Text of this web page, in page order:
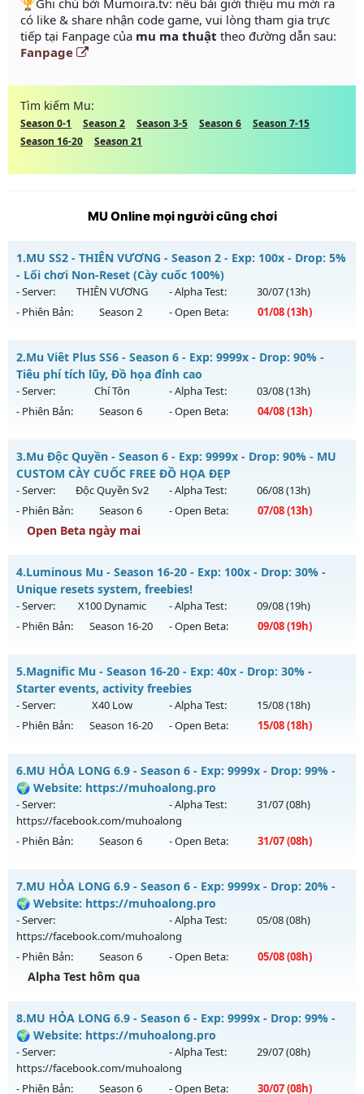
️🏆Ghi chú bởi Mumoira.tv: nếu bài giới thiệu mu mới ra
có like & share nhận code game, vui lòng tham gia trực
tiếp tại Fanpage của mu ma thuật theo đường dẫn sau:
Fanpage
Tìm kiếm Mu:
Season 0-1 Season 2 Season 3-5 Season 6
Season 7-15
Season 16-20
Season 21
MU Online mọi người cũng chơi
1.MU SS2 - THIÊN VƯƠNG - Season 2 - Exp: 100x - Drop: 5%
- Lối chơi Non-Reset (Cày cuốc 100%)
- Server: THIÊN VƯƠNG - Alpha Test: 30/07(13h)
- Phiên Bản:
Season 2 - Open Beta: 01/08(13h)
MU SS2 - THIÊN VƯƠNG - Lối chơi Non-Reset (Cày cuốc
100%)
Mu mới ra tháng 08 2026 - Mở máy chủ
THIÊN VƯƠNG
13h ngày 01/08/2626
Kiểu reset: Non Reset
Thể loại: Mu Nguyên bản Webzen
Antihack: XShield
2.Mu Viêt Plus SS6 - Season 6 - Exp: 9999x - Drop: 90% -
Tiêu phí tích lũy, Đồ họa đỉnh cao
- Server: Chí Tôn - Alpha Test: 03/08(13h)
- Phiên Bản:
Season 6 - Open Beta: 04/08(13h)
Mu Viêt Plus SS6 - Tiêu phí tích lũy, Đồ họa đỉnh cao
Mu mới ra tháng 08 2026 - Mở máy chủ
ngày 04/08/2626
Exp: 9999x - Drop: 90%
Kiểu reset: Reset In Game
Antihack: Phoenix 2026
3.Mu Độc Quyền - Season 6 - Exp: 9999x - Drop: 90% - MU
CUSTOM CÀY CUỐC FREE ĐỒ HỌA ĐẸP
- Server: Độc Quyền Sv2 - Alpha Test: 06/08(13h)
- Phiên Bản:
Season 6 - Open Beta: 07/08(13h)
Open Beta ngày mai
Mu Độc Quyền - MU CUSTOM CÀY CUỐC FREE ĐỒ HỌA ĐẸP
Mu mới ra tháng 08 2026 - Mở máy chủ
13h ngày 07/08/2626
Exp: 9999x - Drop: 90%
Thể loại: Mu Custom thêm đồ mới
Antihack: SharkGaurd
4.Luminous Mu - Season 16-20 - Exp: 100x - Drop: 30% -
Unique resets system, freebies!
- Server: X100 Dynamic - Alpha Test: 09/08(19h)
- Phiên Bản:
Season 16-20 - Open Beta: 09/08(19h)
Luminous Mu - Unique resets system, freebies!
Mu mới ra tháng 08 2026 - Mở máy chủ
19h ngày 09/08/2626
Exp: 100x - Drop: 30%
Thể loại: Mu Nguyên bản Webzen
Antihack: Yes
5.Magnific Mu - Season 16-20 - Exp: 40x - Drop: 30% -
Starter events, activity freebies
- Server: X40 Low - Alpha Test: 15/08(18h)
- Phiên Bản:
Season 16-20 - Open Beta: 15/08(18h)
Magnific Mu - Starter events, activity freebies
Mu mới ra tháng 08 2026 - Mở máy chủ
ngày 15/08/2626
Exp: 40x - Drop: 30%
Thể loại: Mu Nguyên bản Webzen
Antihack: Mega-Anti
6.MU HỎA LONG 6.9 - Season 6 - Exp: 9999x - Drop: 99% -
🌍 Website: https://muhoalong.pro
- Server:
https://facebook.com/muhoalong
- Alpha Test: 31/07(08h)
- Phiên Bản: Season 6 - Open Beta: 31/07(08h)
MU HỎA LONG 6.9 - 🌍 Website: https://muhoalong.pro
Mu mới ra tháng 07 2026 - Mở máy chủ
https://facebook.com/muhoalongvào 08h ngày
31/07/2626
Exp: 9999x - Drop: 99%
Kiểu reset: Non Reset
Thể loại: Mu Nguyên bản Webzen
Antihack: Xshiel
7.MU HỎA LONG 6.9 - Season 6 - Exp: 9999x - Drop: 20% -
🌍 Website: https://muhoalong.pro
- Server:
https://facebook.com/muhoalong
- Alpha Test: 05/08(08h)
- Phiên Bản: Season 6 - Open Beta: 05/08(08h)
Alpha Test hôm qua
MU HỎA LONG 6.9 - 🌍 Website: https://muhoalong.pro
Mu mới ra tháng 08 2026 - Mở máy chủ
https://facebook.com/muhoalongvào 08h ngày
05/08/2626
8.MU HỎA LONG 6.9 - Season 6 - Exp: 9999x - Drop: 99% -
🌍 Website: https://muhoalong.pro
- Server:
https://facebook.com/muhoalong
- Alpha Test: 29/07(08h)
- Phiên Bản: Season 6 - Open Beta: 30/07(08h)